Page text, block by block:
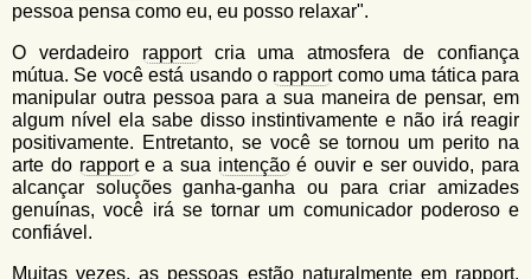
pessoa pensa como eu, eu posso relaxar".
O verdadeiro rapportcria uma atmosfera de confiança
mútua. Se você está usando o rapportcomo uma tática para
manipular outra pessoa para a sua maneira de pensar, em
algum nível ela sabe disso instintivamente e não irá reagir
positivamente. Entretanto, se você se tornou um perito na
arte do rapporte a sua intençãoé ouvir e ser ouvido, para
alcançar soluções ganha-ganha ou para criar amizades
genuínas, você irá se tornar um comunicador poderoso e
confiável.
Muitas vezes, as pessoas estão naturalmente em rapport.